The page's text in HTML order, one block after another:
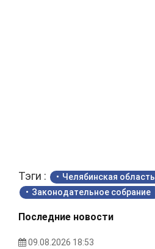
Тэги :
Челябинская область
Законодательное собрание
Последние новости
09.08.2026 18:53